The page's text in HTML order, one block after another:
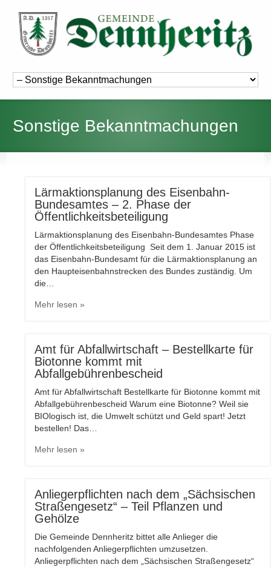
Sonstige Bekanntmachungen
Lärmaktionsplanung des Eisenbahn-
Bundesamtes – 2. Phase der
Öffentlichkeitsbeteiligung
Lärmaktionsplanung des Eisenbahn-Bundesamtes Phase
der Öffentlichkeitsbeteiligung Seit dem 1. Januar 2015 ist
das Eisenbahn-Bundesamt für die Lärmaktionsplanung an
den Haupteisenbahnstrecken des Bundes zuständig. Um
die…
Mehr lesen »
Amt für Abfallwirtschaft – Bestellkarte für
Biotonne kommt mit
Abfallgebührenbescheid
Amt für Abfallwirtschaft Bestellkarte für Biotonne kommt mit
Abfallgebührenbescheid Warum eine Biotonne? Weil sie
BIOlogisch ist, die Umwelt schützt und Geld spart! Jetzt
bestellen! Das…
Mehr lesen »
Anliegerpflichten nach dem „Sächsischen
Straßengesetz“ – Teil Pflanzen und
Gehölze
Die Gemeinde Dennheritz bittet alle Anlieger die
nachfolgenden Anliegerpflichten umzusetzen.
Anliegerpflichten nach dem „Sächsischen Straßengesetz“